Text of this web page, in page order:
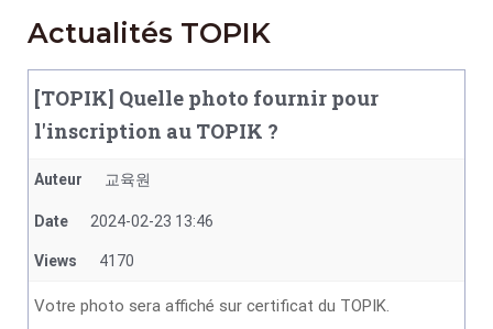
Actualités TOPIK
[TOPIK] Quelle photo fournir pour
l'inscription au TOPIK ?
Auteur 교육원
Date 2024-02-23 13:46
Views 4170
Votre photo sera affiché sur certificat du TOPIK.